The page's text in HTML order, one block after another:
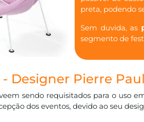
preta, podendo
Sem duvida, as
segmento de
Designer Pierre
sendo requisitados para o uso
dos eventos, devido ao seu